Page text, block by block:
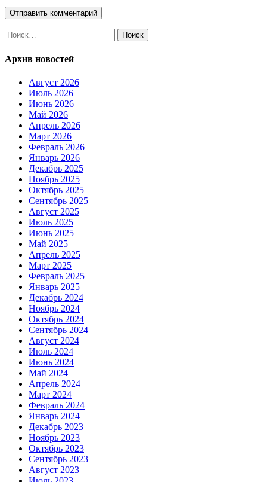
Найти:
Архив новостей
Август 2026
Июль 2026
Июнь 2026
Май 2026
Апрель 2026
Март 2026
Февраль 2026
Январь 2026
Декабрь 2025
Ноябрь 2025
Октябрь 2025
Сентябрь 2025
Август 2025
Июль 2025
Июнь 2025
Май 2025
Апрель 2025
Март 2025
Февраль 2025
Январь 2025
Декабрь 2024
Ноябрь 2024
Октябрь 2024
Сентябрь 2024
Август 2024
Июль 2024
Июнь 2024
Май 2024
Апрель 2024
Март 2024
Февраль 2024
Январь 2024
Декабрь 2023
Ноябрь 2023
Октябрь 2023
Сентябрь 2023
Август 2023